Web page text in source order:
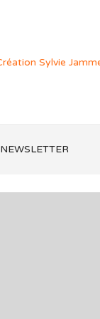
NEWSLETTER